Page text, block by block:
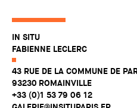
IN SITU
FABIENNE LECLERC
43 RUE DE LA COMMUNE DE
93230 ROMAINVILLE
+33 (0)1 53 79 06 12